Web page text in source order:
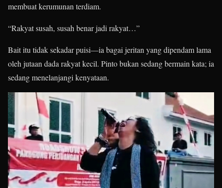
membuat kerumunan terdiam.
“Rakyat susah, susah benar jadi rakyat…”
Bait itu tidak sekadar puisi—ia bagai jeritan yang dipendam lama
oleh jutaan dada rakyat kecil. Pinto bukan sedang bermain kata; ia
sedang menelanjangi kenyataan.